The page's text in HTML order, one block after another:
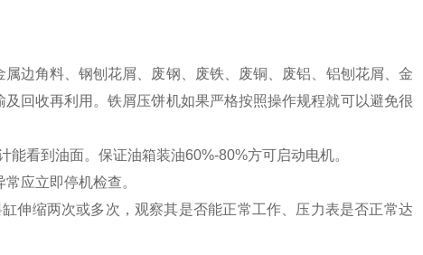
边角料、钢刨花屑、废钢、废铁、废铜、废铝、铝刨花屑、金
回收再利用。铁屑压饼机如果严格按照操作规程就可以避免很
能看到油面。保证油箱装油60%-80%方可启动电机。
应立即停机检查。
伸缩两次或多次，观察其是否能正常工作、压力表是否正常达